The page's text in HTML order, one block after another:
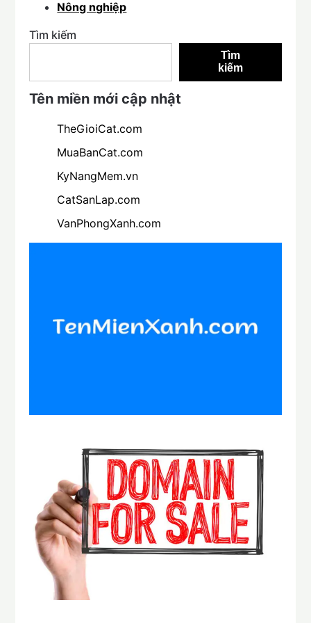
Nông nghiệp
Tìm kiếm
Tìm
kiếm
Tên miền mới cập nhật
TheGioiCat.com
MuaBanCat.com
KyNangMem.vn
CatSanLap.com
VanPhongXanh.com